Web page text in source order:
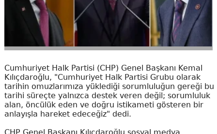
Cumhuriyet Halk Partisi (CHP) Genel Başkanı Kemal
Kılıçdaroğlu, "Cumhuriyet Halk Partisi Grubu olarak
tarihin omuzlarımıza yüklediği sorumluluğun gereği bu
tarihi süreçte yalnızca destek veren değil; sorumluluk
alan, öncülük eden ve doğru istikameti gösteren bir
anlayışla hareket edeceğiz" dedi.